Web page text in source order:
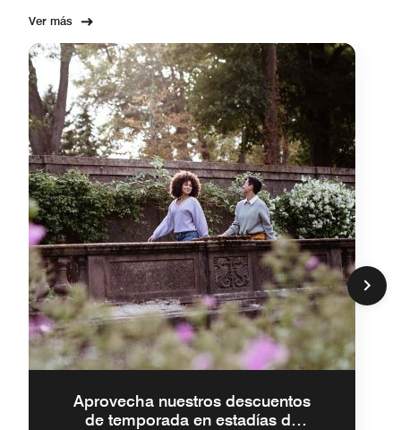
Ver más
Aprovecha nuestros descuentos
de temporada en estadías de